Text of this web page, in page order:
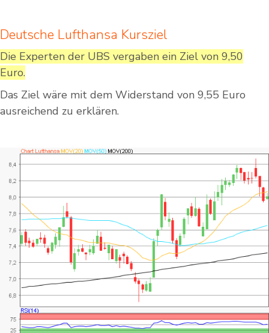
Deutsche Lufthansa Kursziel
Die Experten der UBS vergaben ein Ziel von 9,50
Euro.
Das Ziel wäre mit dem Widerstand von 9,55 Euro
ausreichend zu erklären.